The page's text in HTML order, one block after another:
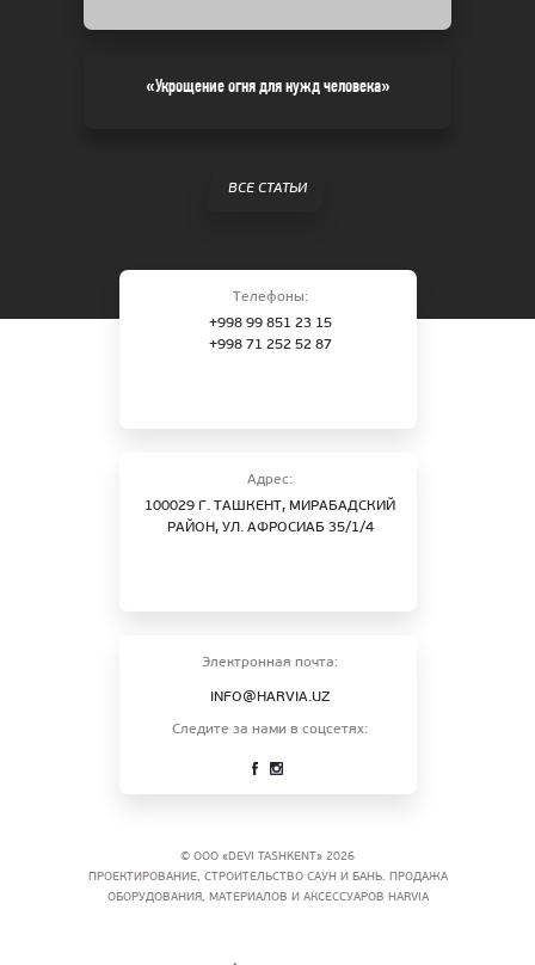
«Укрощение огня для нужд человека»
ВСЕ СТАТЬИ
Телефоны:
+998 99 851 23 15
+998 71 252 52 87
Адрес:
100029 Г. ТАШКЕНТ, МИРАБАДСКИЙ
РАЙОН, УЛ. АФРОСИАБ 35/1/4
Электронная почта:
INFO@HARVIA.UZ
Следите за нами в соцсетях:
© ООО «DEVI TASHKENT» 2026
ПРОЕКТИРОВАНИЕ, СТРОИТЕЛЬСТВО САУН И БАНЬ. ПРОДАЖА
ОБОРУДОВАНИЯ, МАТЕРИАЛОВ И АКСЕССУАРОВ HARVIA